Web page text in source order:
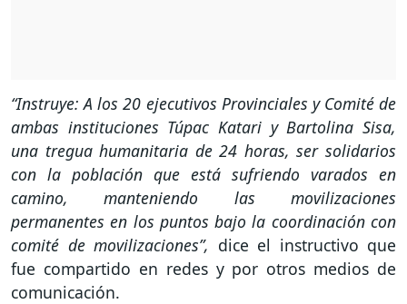
“Instruye: A los 20 ejecutivos Provinciales y Comité de
ambas instituciones Túpac Katari y Bartolina Sisa,
una tregua humanitaria de 24 horas, ser solidarios
con la población que está sufriendo varados en
camino, manteniendo las movilizaciones
permanentes en los puntos bajo la coordinación con
comité de movilizaciones”, dice el instructivo que
fue compartido en redes y por otros medios de
comunicación.